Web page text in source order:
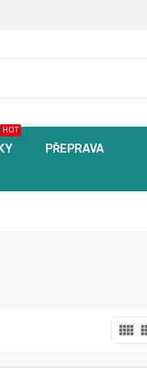
HOT
PŘEPRAVA
view_comfy